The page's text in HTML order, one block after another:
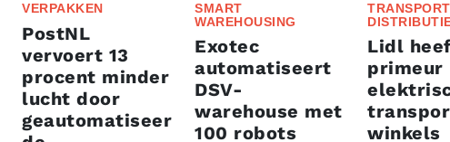
VERPAKKEN
PostNL
vervoert 13
procent minder
lucht door
geautomatiseer
SMART
WAREHOUSING
Exotec
automatiseert
DSV-
warehouse met
100 robots
Lidl
primeur
winkels